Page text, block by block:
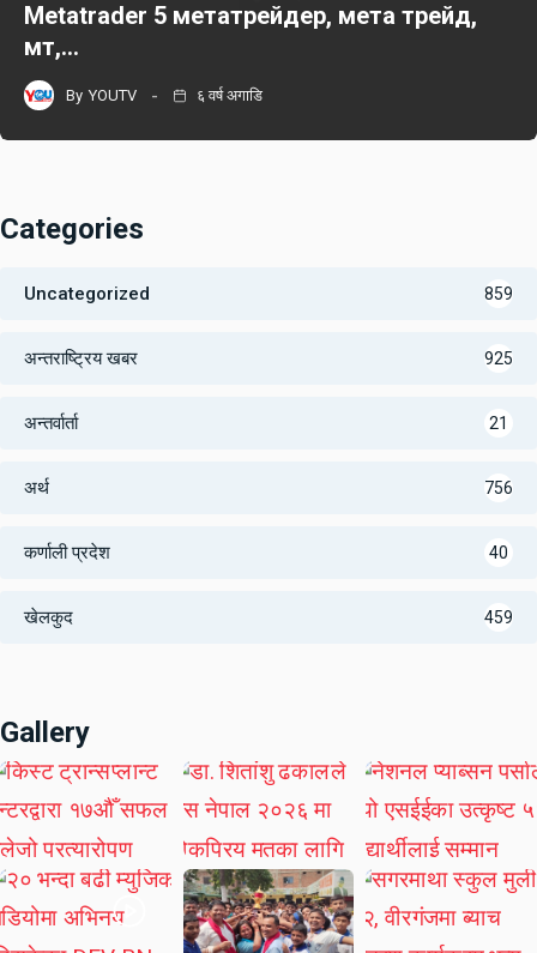
Metatrader 5 метатрейдер, мета трейд,
мт,…
By YOUTV ६ वर्ष अगाडि
Categories
Uncategorized 859
अन्तराष्ट्रिय खबर 925
अन्तर्वार्ता 21
अर्थ 756
कर्णाली प्रदेश 40
खेलकुद 459
Gallery